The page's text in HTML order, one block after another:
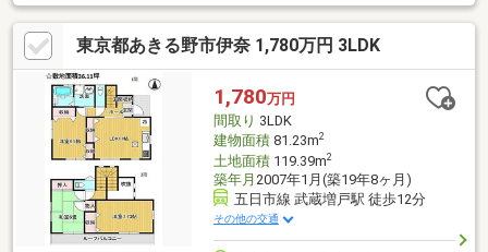
東京都あきる野市伊奈 1,780万円 3LDK
1,780万円
間取り 3LDK
建物面積81.23m2
土地面積119.39m2
築年月 2007年1月(築19年8ヶ月)
五日市線 武蔵増戸駅 徒歩12分
その他の交通